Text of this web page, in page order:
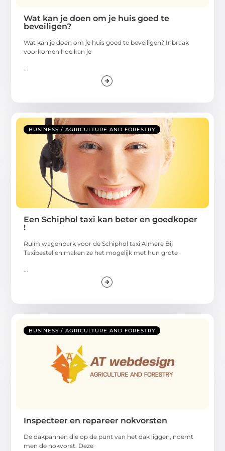
Wat kan je doen om je huis goed te
beveiligen?
Wat kan je doen om je huis goed te beveiligen? Inbraak
voorkomen hoe kan je
BUSINESS / AGRICULTURE AND FORESTRY
Een Schiphol taxi kan beter en goedkoper
!
Ruim wagenpark voor de Schiphol taxi Almere Bij
Taxibestellen maken ze het mogelijk met hun grote
BUSINESS / AGRICULTURE AND FORESTRY
Inspecteer en repareer nokvorsten
De dakpannen die op de punt van het dak liggen, noemt
men de nokvorst. Deze